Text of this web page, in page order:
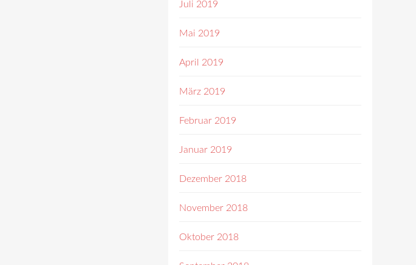
Juli 2019
Mai 2019
April 2019
März 2019
Februar 2019
Januar 2019
Dezember 2018
November 2018
Oktober 2018